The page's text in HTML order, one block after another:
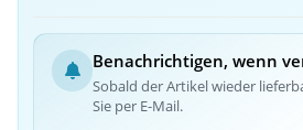
Benachrichtigen, wenn
Sobald der Artikel wieder
Sie per E-Mail.